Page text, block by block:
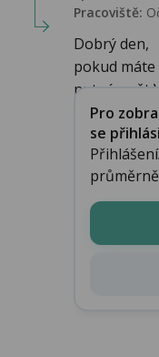
Pracoviště:
Dobrý den,
pokud
nutné opět
Pro
se